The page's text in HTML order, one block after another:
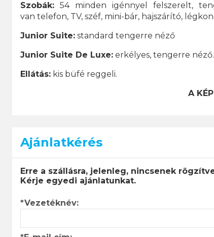
Szobák: 54 minden igénnyel felszerelt,
van telefon, TV, széf, mini-bár, hajszárító,
Junior Suite: standard tengerre néző
Junior Suite De Luxe: erkélyes, tengerre néző.
Ellátás: kis büfé reggeli.
A
Ajánlatkérés
Erre a szállásra, jelenleg, nincsenek
Kérje egyedi ajánlatunkat.
*Vezetéknév: